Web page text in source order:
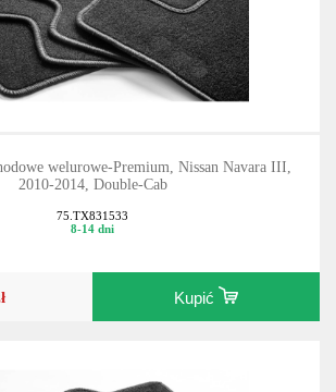
welurowe-Premium, Nissan Navara III,
2010-2014, Double-Cab
75.TX831533
8-14 dni
Kupić